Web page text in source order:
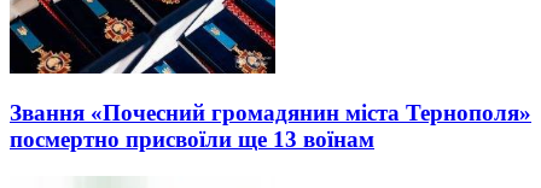
Звання «Почесний громадянин міста Тернополя»
посмертно присвоїли ще 13 воїнам